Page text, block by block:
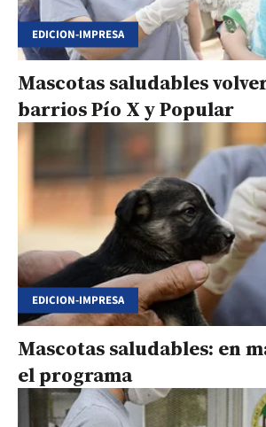
EDICION-IMPRESA
Mascotas saludables
barrios Pío X y Popular
EDICION-IMPRESA
Mascotas saludables: en
el programa